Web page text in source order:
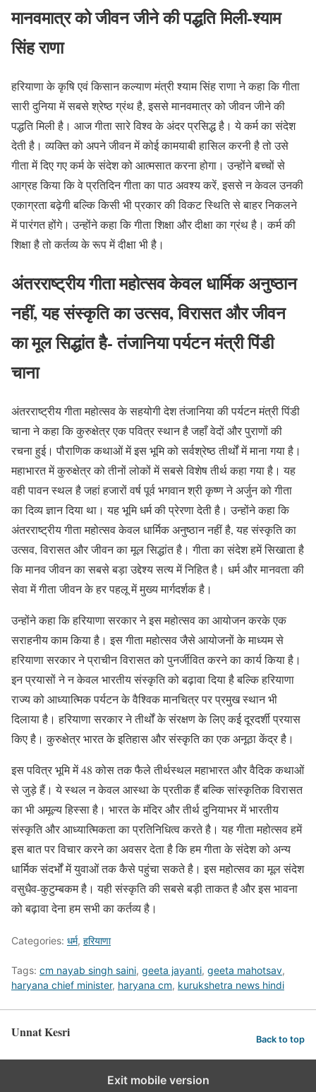
मानवमात्र को जीवन जीने की पद्धति मिली-श्याम
सिंह राणा
हरियाणा के कृषि एवं किसान कल्याण मंत्री श्याम सिंह राणा ने कहा कि गीता
सारी दुनिया में सबसे श्रेष्ठ ग्रंथ है, इससे मानवमात्र को जीवन जीने की
पद्धति मिली है। आज गीता सारे विश्व के अंदर प्रसिद्ध है। ये कर्म का संदेश
देती है। व्यक्ति को अपने जीवन में कोई कामयाबी हासिल करनी है तो उसे
गीता में दिए गए कर्म के संदेश को आत्मसात करना होगा। उन्होंने बच्चों से
आग्रह किया कि वे प्रतिदिन गीता का पाठ अवश्य करें, इससे न केवल उनकी
एकाग्रता बढ़ेगी बल्कि किसी भी प्रकार की विकट स्थिति से बाहर निकलने
में पारंगत होंगे। उन्होंने कहा कि गीता शिक्षा और दीक्षा का ग्रंथ है। कर्म की
शिक्षा है तो कर्तव्य के रूप में दीक्षा भी है।
अंतरराष्ट्रीय गीता महोत्सव केवल धार्मिक अनुष्ठान
नहीं, यह संस्कृति का उत्सव, विरासत और जीवन
का मूल सिद्धांत है- तंजानिया पर्यटन मंत्री पिंडी
चाना
अंतरराष्ट्रीय गीता महोत्सव के सहयोगी देश तंजानिया की पर्यटन मंत्री पिंडी
चाना ने कहा कि कुरुक्षेत्र एक पवित्र स्थान है जहाँ वेदों और पुराणों की
रचना हुई। पौराणिक कथाओं में इस भूमि को सर्वश्रेष्ठ तीर्थों में माना गया है।
महाभारत में कुरुक्षेत्र को तीनों लोकों में सबसे विशेष तीर्थ कहा गया है। यह
वही पावन स्थल है जहां हजारों वर्ष पूर्व भगवान श्री कृष्ण ने अर्जुन को गीता
का दिव्य ज्ञान दिया था। यह भूमि धर्म की प्रेरणा देती है। उन्होंने कहा कि
अंतरराष्ट्रीय गीता महोत्सव केवल धार्मिक अनुष्ठान नहीं है, यह संस्कृति का
उत्सव, विरासत और जीवन का मूल सिद्धांत है। गीता का संदेश हमें सिखाता है
कि मानव जीवन का सबसे बड़ा उद्देश्य सत्य में निहित है। धर्म और मानवता की
सेवा में गीता जीवन के हर पहलू में मुख्य मार्गदर्शक है।
उन्होंने कहा कि हरियाणा सरकार ने इस महोत्सव का आयोजन करके एक
सराहनीय काम किया है। इस गीता महोत्सव जैसे आयोजनों के माध्यम से
हरियाणा सरकार ने प्राचीन विरासत को पुनर्जीवित करने का कार्य किया है।
इन प्रयासों ने न केवल भारतीय संस्कृति को बढ़ावा दिया है बल्कि हरियाणा
राज्य को आध्यात्मिक पर्यटन के वैश्विक मानचित्र पर प्रमुख स्थान भी
दिलाया है। हरियाणा सरकार ने तीर्थों के संरक्षण के लिए कई दूरदर्शी प्रयास
किए है। कुरुक्षेत्र भारत के इतिहास और संस्कृति का एक अनूठा केंद्र है।
इस पवित्र भूमि में 48 कोस तक फैले तीर्थस्थल महाभारत और वैदिक कथाओं
से जुड़े हैं। ये स्थल न केवल आस्था के प्रतीक हैं बल्कि सांस्कृतिक विरासत
का भी अमूल्य हिस्सा है। भारत के मंदिर और तीर्थ दुनियाभर में भारतीय
संस्कृति और आध्यात्मिकता का प्रतिनिधित्व करते है। यह गीता महोत्सव हमें
इस बात पर विचार करने का अवसर देता है कि हम गीता के संदेश को अन्य
धार्मिक संदर्भों में युवाओं तक कैसे पहुंचा सकते है। इस महोत्सव का मूल संदेश
वसुधैव-कुटुम्बकम है। यही संस्कृति की सबसे बड़ी ताकत है और इस भावना
को बढ़ावा देना हम सभी का कर्तव्य है।
Categories: धर्म, हरियाणा
Tags: cm nayab singh saini, geeta jayanti, geeta mahotsav,
haryana chief minister, haryana cm, kurukshetra news hindi
Unnat Kesri Back to top
Exit mobile version